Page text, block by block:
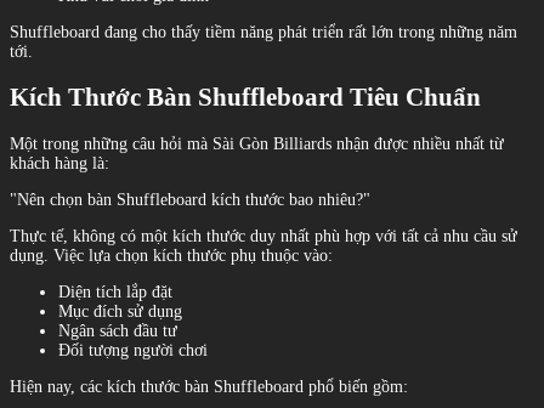
Shuffleboard đang cho thấy tiềm năng phát triển rất lớn trong những năm
tới.
Kích Thước Bàn Shuffleboard Tiêu Chuẩn
Một trong những câu hỏi mà Sài Gòn Billiards nhận được nhiều nhất từ
khách hàng là:
"Nên chọn bàn Shuffleboard kích thước bao nhiêu?"
Thực tế, không có một kích thước duy nhất phù hợp với tất cả nhu cầu sử
dụng. Việc lựa chọn kích thước phụ thuộc vào:
Diện tích lắp đặt
Mục đích sử dụng
Ngân sách đầu tư
Đối tượng người chơi
Hiện nay, các kích thước bàn Shuffleboard phổ biến gồm: